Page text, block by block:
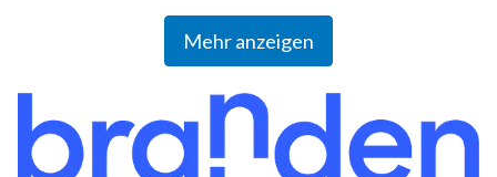
“Vereinigung Brandenburgischer Körperschaften zur
Förderung der Brandenburgischen
Brandenburg Corporations for the promotion of the
Brandenburg Tourism Industry) (36%) and the Berlin
Mehr anzeigen